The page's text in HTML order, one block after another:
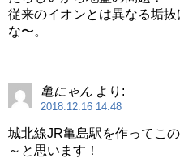
従来のイオンとは異なる垢
な〜。
亀にゃん より:
2018.12.16 14:48
城北線JR亀島駅を作ってこ
～と思います！